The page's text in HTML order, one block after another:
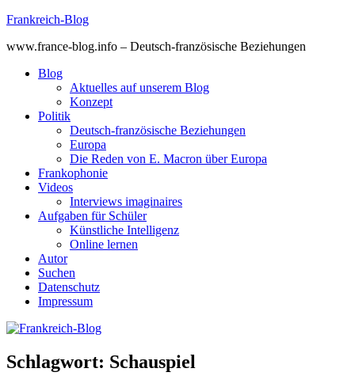
Skip
content
Frankreich-Blog
www.france-blog.info – Deutsch-französische Beziehungen
Blog
Aktuelles auf unserem Blog
Konzept
Politik
Deutsch-französische Beziehungen
Europa
Die Reden von E. Macron über Europa
Frankophonie
Videos
Interviews imaginaires
Aufgaben für Schüler
Künstliche Intelligenz
Online lernen
Autor
Suchen
Datenschutz
Impressum
Schlagwort: Schauspiel